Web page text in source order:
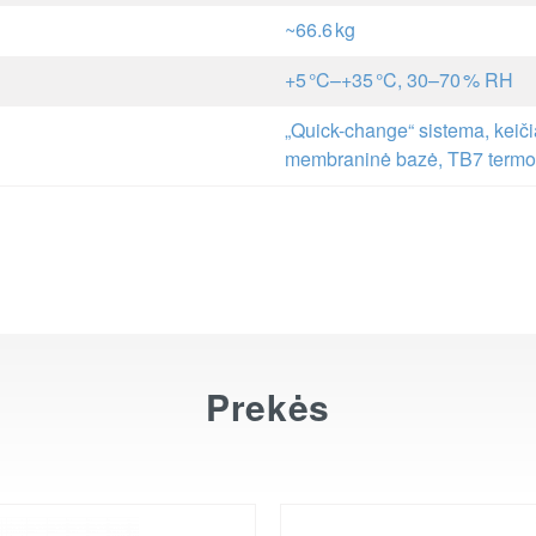
~66.6 kg
+5 °C–+35 °C, 30–70 % RH
„Quick-change“ sistema,
membraninė bazė, TB7
Prekės